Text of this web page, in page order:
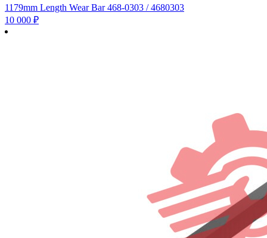
1179mm Length Wear Bar 468-0303 / 4680303
10 000 ₽